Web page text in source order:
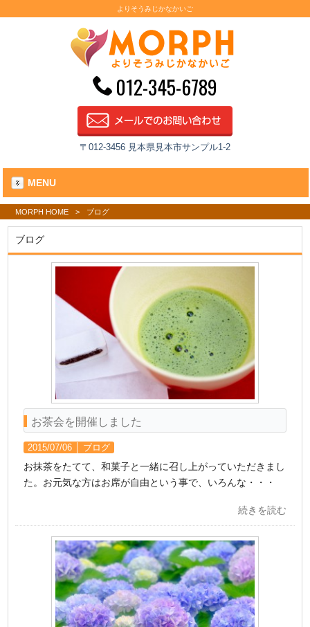
よりそうみじかなかいご
012-345-6789
〒012-3456 見本県見本市サンプル1-2
MENU
MORPH HOME > ブログ
ブログ
お茶会を開催しました
2015/07/06 │ ブログ
お抹茶をたてて、和菓子と一緒に召し上がっていただきまし
た。お元気な方はお席が自由という事で、いろんな・・・
続きを読む